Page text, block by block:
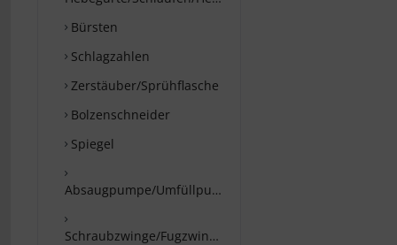
Bürsten
Schlagzahlen
Zerstäuber/Sprühflasche
Bolzenschneider
Spiegel
Absaugpumpe/Umfüllpumpe
Schraubzwinge/Fugzwinge